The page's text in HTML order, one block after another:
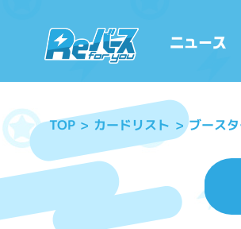
TOP カードリスト ブース